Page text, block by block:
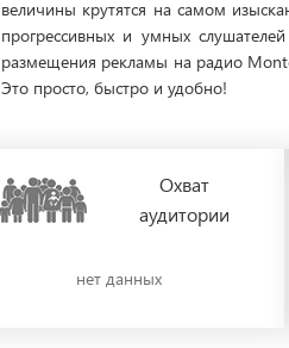
величины крутятся на самом
прогрессивных и умных
размещения рекламы на радио
Это просто, быстро и удобно!
Охват
аудитории
нет данных